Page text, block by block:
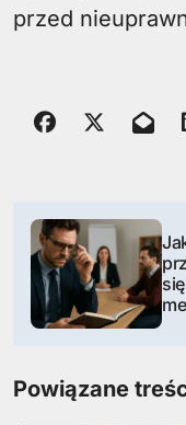
przed
N
w
g
Powiązane